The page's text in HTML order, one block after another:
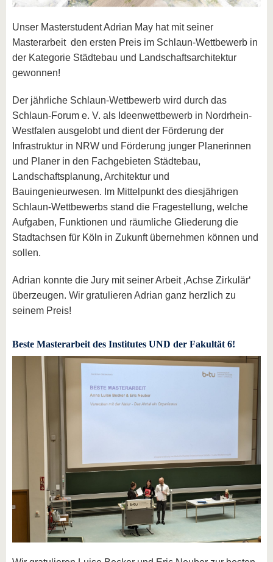
Unser Masterstudent Adrian May hat mit seiner
Masterarbeit den ersten Preis im Schlaun-Wettbewerb in
der Kategorie Städtebau und Landschaftsarchitektur
gewonnen!
Der jährliche Schlaun-Wettbewerb wird durch das
Schlaun-Forum e. V. als Ideenwettbewerb in Nordrhein-
Westfalen ausgelobt und dient der Förderung der
Infrastruktur in NRW und Förderung junger Planerinnen
und Planer in den Fachgebieten Städtebau,
Landschaftsplanung, Architektur und
Bauingenieurwesen. Im Mittelpunkt des diesjährigen
Schlaun-Wettbewerbs stand die Fragestellung, welche
Aufgaben, Funktionen und räumliche Gliederung die
Stadtachsen für Köln in Zukunft übernehmen können und
sollen.
Adrian konnte die Jury mit seiner Arbeit ‚Achse Zirkulär‘
überzeugen. Wir gratulieren Adrian ganz herzlich zu
seinem Preis!
Beste Masterarbeit des Institutes UND der Fakultät 6!